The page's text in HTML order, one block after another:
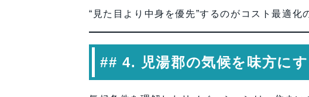
“見た目より中身を優先”するのがコスト最適化
## 4. 児湯郡の気候を味方に